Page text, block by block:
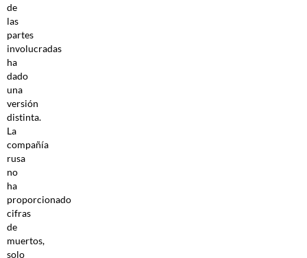
de
las
partes
involucradas
ha
dado
una
versión
distinta.
La
compañía
rusa
no
ha
proporcionado
cifras
de
muertos,
solo